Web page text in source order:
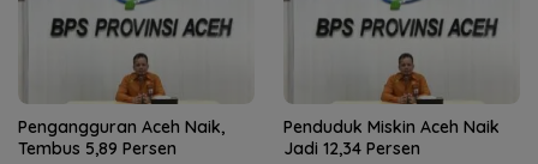
Pengangguran Aceh Naik,
Tembus 5,89 Persen
Penduduk Miskin Aceh Naik
Jadi 12,34 Persen